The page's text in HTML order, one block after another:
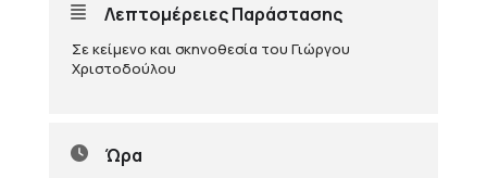
Λεπτομέρειες Παράστασης
Σε κείμενο και σκηνοθεσία του Γιώργου
Χριστοδούλου
Ώρα